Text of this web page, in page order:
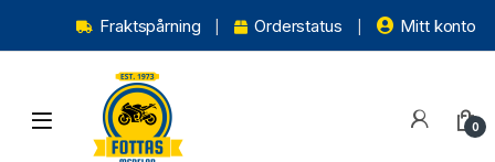
Fraktspårning Orderstatus Mitt konto
0